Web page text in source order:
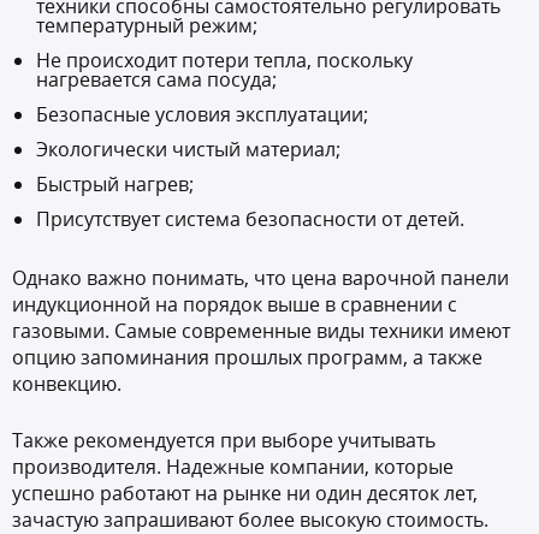
техники способны самостоятельно регулировать
температурный режим;
Не происходит потери тепла, поскольку
нагревается сама посуда;
Безопасные условия эксплуатации;
Экологически чистый материал;
Быстрый нагрев;
Присутствует система безопасности от детей.
Однако важно понимать, что цена варочной панели
индукционной на порядок выше в сравнении с
газовыми. Самые современные виды техники имеют
опцию запоминания прошлых программ, а также
конвекцию.
Также рекомендуется при выборе учитывать
производителя. Надежные компании, которые
успешно работают на рынке ни один десяток лет,
зачастую запрашивают более высокую стоимость.